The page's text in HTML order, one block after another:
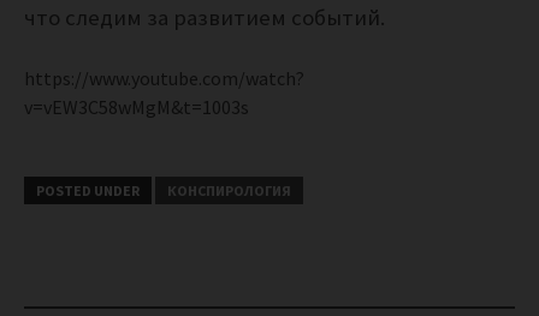
что следим за развитием событий.
https://www.youtube.com/watch?
v=vEW3C58wMgM&t=1003s
POSTED UNDER КОНСПИРОЛОГИЯ